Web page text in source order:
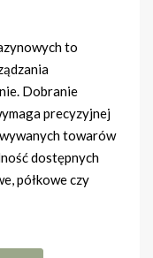
to
Dobranie
precyzyjnej
towarów
dostępnych
półkowe czy